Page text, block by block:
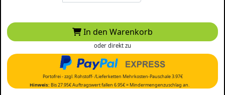
In den Warenkorb
oder direkt zu
Portofrei - zzgl. Rohstoff- /Lieferketten Mehrkosten-Pauschale 3.97€
Hinweis: Bis 27.95€ Auftragswert fallen 6.95€ = Mindermengenzuschlag an.